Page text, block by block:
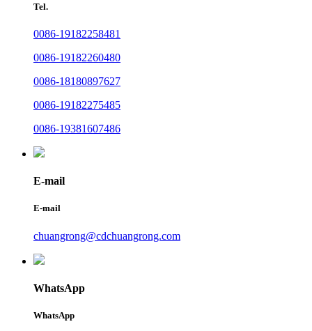
Tel.
0086-19182258481
0086-19182260480
0086-18180897627
0086-19182275485
0086-19381607486
E-mail
E-mail
chuangrong@cdchuangrong.com
WhatsApp
WhatsApp